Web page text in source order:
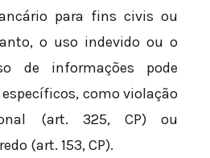
para fins civis ou
o uso indevido ou o
de informações pode
como violação
(art. 325, CP) ou
(art. 153, CP).